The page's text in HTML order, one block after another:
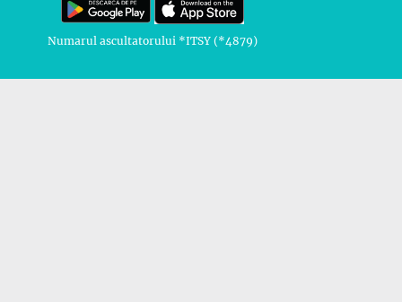
Numarul ascultatorului *ITSY (*4879)